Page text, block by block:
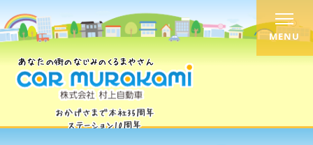
MENU